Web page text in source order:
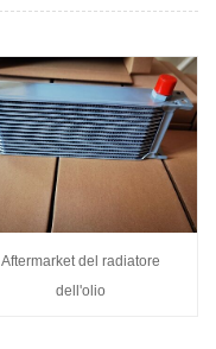
Aftermarket del radiatore
dell'olio